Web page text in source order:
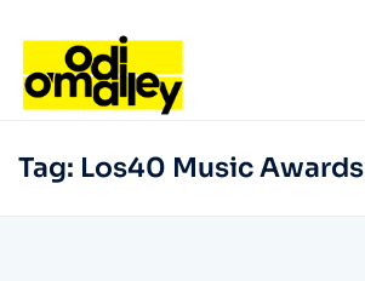
Tag: Los40 Music Awards